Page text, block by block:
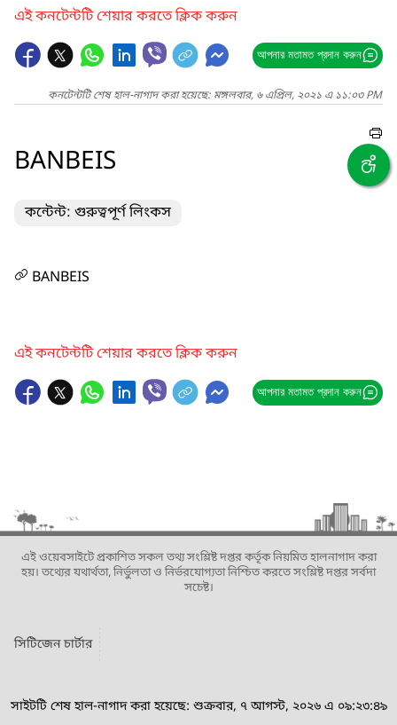
এই কনটেন্টটি শেয়ার করতে ক্লিক করুন
আপনার মতামত প্রদান করুন
কনটেন্টটি শেষ হাল-নাগাদ করা হয়েছে: মঙ্গলবার, ৬ এপ্রিল, ২০২১ এ ১১:০৩ PM
BANBEIS
কন্টেন্ট: গুরুত্বপূর্ণ লিংকস
BANBEIS
এই কনটেন্টটি শেয়ার করতে ক্লিক করুন
আপনার মতামত প্রদান করুন
এই ওয়েবসাইটে প্রকাশিত সকল তথ্য সংশ্লিষ্ট দপ্তর কর্তৃক নিয়মিত হালনাগাদ করা
হয়। তথ্যের যথার্থতা, নির্ভুলতা ও নির্ভরযোগ্যতা নিশ্চিত করতে সংশ্লিষ্ট দপ্তর সর্বদা
সচেষ্ট।
সিটিজেন চার্টার
সাইটটি শেষ হাল-নাগাদ করা হয়েছে: শুক্রবার, ৭ আগস্ট, ২০২৬ এ ০৯:২৩:৪৯